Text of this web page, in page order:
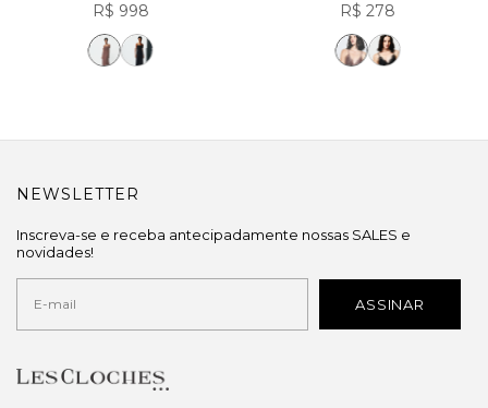
R$ 998 R$ 278
NEWSLETTER
Inscreva-se e receba antecipadamente nossas SALES e
novidades!